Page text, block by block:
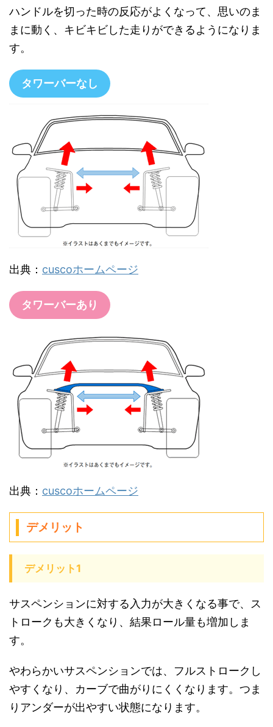
ハンドルを切った時の反応がよくなって、思いのま
まに動く、キビキビした走りができるようになりま
す。
タワーバーなし
出典： cuscoホームページ
タワーバーあり
出典： cuscoホームページ
デメリット
デメリット1
サスペンションに対する入力が大きくなる事で、ス
トロークも大きくなり、結果ロール量も増加しま
す。
やわらかいサスペンションでは、フルストロークし
やすくなり、カーブで曲がりにくくなります。つま
りアンダーが出やすい状態になります。